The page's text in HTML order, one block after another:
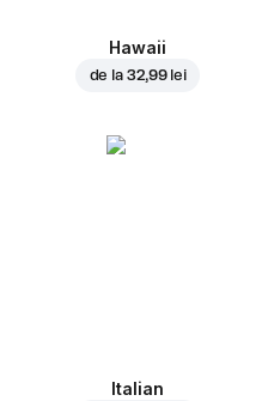
Hawaii
de la 32,99 lei
Italian